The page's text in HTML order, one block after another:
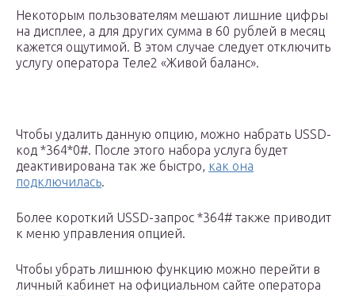
Некоторым пользователям мешают лишние цифры
на дисплее, а для других сумма в 60 рублей в месяц
кажется ощутимой. В этом случае следует отключить
услугу оператора Теле2 «Живой баланс».
Чтобы удалить данную опцию, можно набрать USSD-
код *364*0#. После этого набора услуга будет
деактивирована так же быстро, как она
подключилась.
Более короткий USSD-запрос *364# также приводит
к меню управления опцией.
Чтобы убрать лишнюю функцию можно перейти в
личный кабинет на официальном сайте оператора